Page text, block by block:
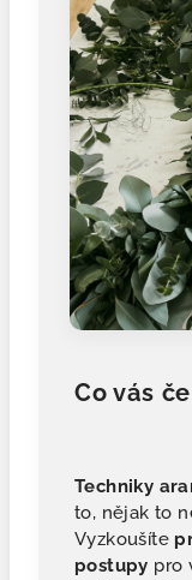
Co vás
Techniky
to, nějak to
Vyzkoušíte
postupy pro